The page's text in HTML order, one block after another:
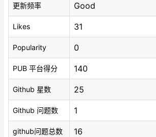
更新频率 Good
Likes 31
Popularity 0
PUB 平台得分 140
Github 星数 25
Github 问题数 1
github问题总数 16